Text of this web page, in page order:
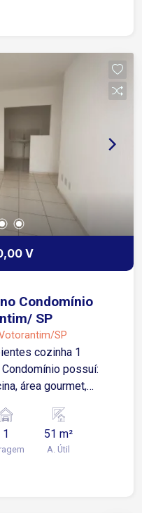
por iPad / iPhone
gourmet
Sr. e Sra.
V
Condomínio
SP
SP
cozinha 1
possuí:
área gourmet,
1 51 m²
A. Útil